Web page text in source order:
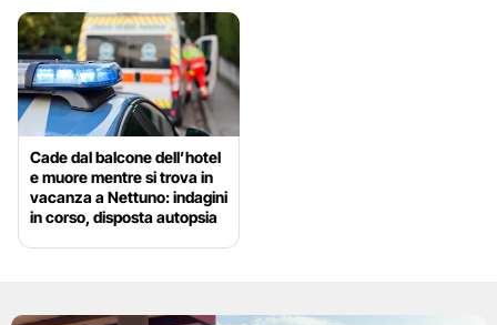
Cade dal balcone dell’hotel
e muore mentre si trova in
vacanza a Nettuno: indagini
in corso, disposta autopsia